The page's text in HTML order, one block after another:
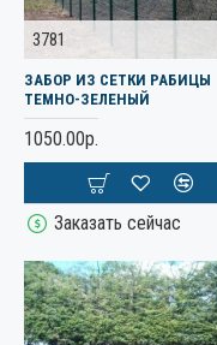
3781
ЗАБОР ИЗ СЕТКИ РАБИЦЫ
ТЕМНО-ЗЕЛЕНЫЙ
1050.00р.
Заказать сейчас